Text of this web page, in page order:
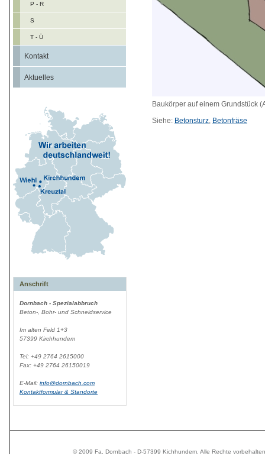
Baukörper auf einem Grundstück
Siehe: Betonsturz Betonfräse
P - R
S
T - Ü
Kontakt
Aktuelles
Anschrift
Dornbach - Spezialabbruch
Beton-, Bohr- und Schneidservice
Im alten Feld 1+3
57399 Kirchhundem
Tel: +49 2764 2615000
Fax: +49 2764 26150019
E-Mail: info@dornbach.com
Kontaktformular & Standorte
© 2009 Fa. Dornbach - D-57399 Kichhundem. Alle Rechte